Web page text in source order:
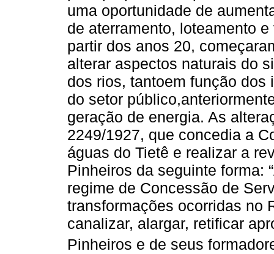
uma oportunidade de
de aterramento, loteamento
partir dos anos 20,
alterar aspectos naturais do
dos rios, tantoem função
do setor
geração de energia. As
2249/1927, que concedia a
águas do Tietê e realizar a
Pinheiros da seguinte forma:
regime de Concessão de
transformações ocorridas no
canalizar, alargar, retificar
Pinheiros e de seus